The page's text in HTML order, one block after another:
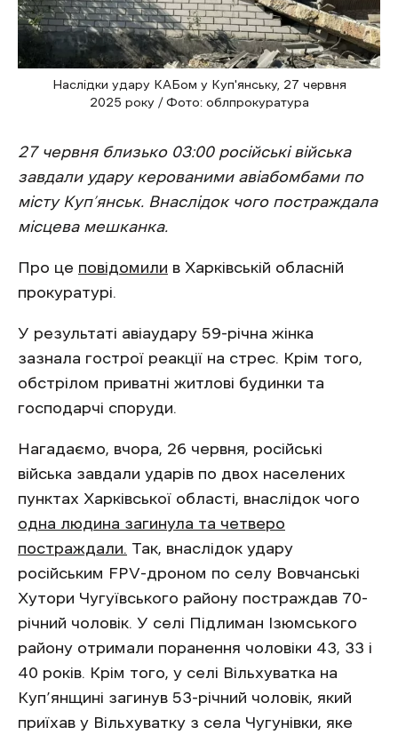
Наслідки удару КАБом у Куп'янську, 27 червня
2025 року / Фото: облпрокуратура
27 червня близько 03:00 російські війська
завдали удару керованими авіабомбами по
місту Куп’янськ. Внаслідок чого постраждала
місцева мешканка.
Про це повідомили в Харківській обласній
прокуратурі.
У результаті авіаудару 59-річна жінка
зазнала гострої реакції на стрес. Крім того,
обстрілом приватні житлові будинки та
господарчі споруди.
Нагадаємо, вчора, 26 червня, російські
війська завдали ударів по двох населених
пунктах Харківської області, внаслідок чого
одна людина загинула та четверо
постраждали. Так, внаслідок удару
російським FPV-дроном по селу Вовчанські
Хутори Чугуївського району постраждав 70-
річний чоловік. У селі Підлиман Ізюмського
району отримали поранення чоловіки 43, 33 і
40 років. Крім того, у селі Вільхуватка на
Куп’янщині загинув 53-річний чоловік, який
приїхав у Вільхуватку з села Чугунівки, яке